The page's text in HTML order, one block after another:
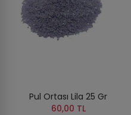
Pul Ortası Lila 25 Gr
60,00 TL